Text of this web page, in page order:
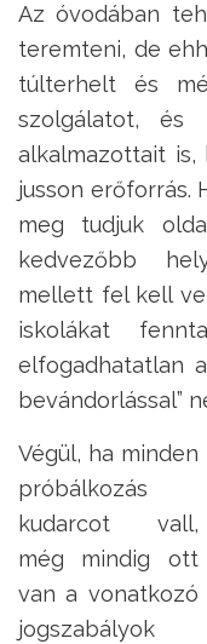
Az óvodában
teremteni, de
túlterhelt és
szolgálatot, és
alkalmazottait
jusson erőforrás.
meg tudjuk
kedvezőbb
mellett fel kell
iskolákat
elfogadhatatlan
bevándorlással”
Végül, ha minden
próbálkozás
kudarcot vall,
még mindig ott
van a vonatkozó
jogszabályok